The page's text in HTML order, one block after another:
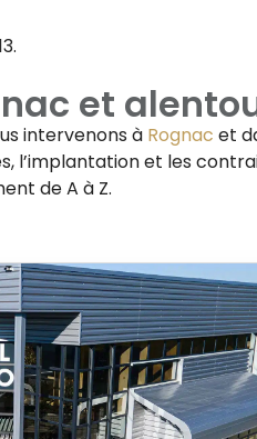
et
intervenons à Rognac et
l’implantation et les
de A à Z.